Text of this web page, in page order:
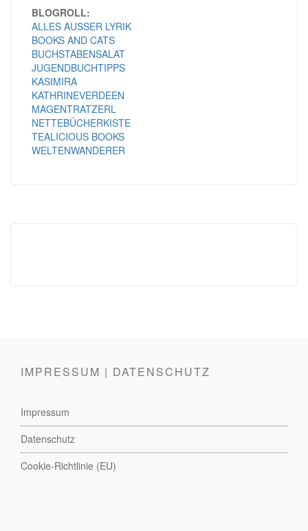
BLOGROLL:
ALLES AUSSER LYRIK
BOOKS AND CATS
BUCHSTABENSALAT
JUGENDBUCHTIPPS
KASIMIRA
KATHRINEVERDEEN
MAGENTRATZERL
NETTEBÜCHERKISTE
TEALICIOUS BOOKS
WELTENWANDERER
IMPRESSUM | DATENSCHUTZ
Impressum
Datenschutz
Cookie-Richtlinie (EU)